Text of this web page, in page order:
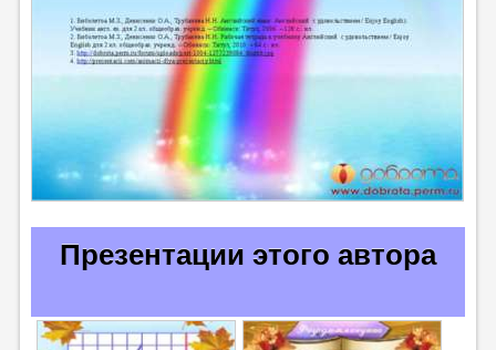
Презентации этого автора